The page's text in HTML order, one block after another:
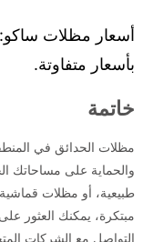
أسعار مظلات
بأسعار متفاوتة.
خاتمة
مظلات الحدائق في
والحماية على مساحاتك
طبيعية، أو مظلات
مبتكرة، يمكنك العثور
التواصل مع الشركات